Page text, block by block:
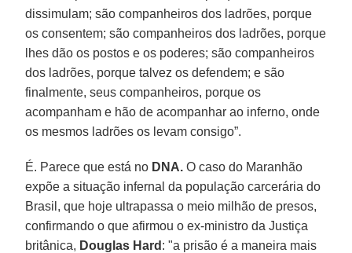
dissimulam; são companheiros dos ladrões, porque
os consentem; são companheiros dos ladrões, porque
lhes dão os postos e os poderes; são companheiros
dos ladrões, porque talvez os defendem; e são
finalmente, seus companheiros, porque os
acompanham e hão de acompanhar ao inferno, onde
os mesmos ladrões os levam consigo”.
É. Parece que está no DNA. O caso do Maranhão
expõe a situação infernal da população carcerária do
Brasil, que hoje ultrapassa o meio milhão de presos,
confirmando o que afirmou o ex-ministro da Justiça
britânica, Douglas Hard : "a prisão é a maneira mais